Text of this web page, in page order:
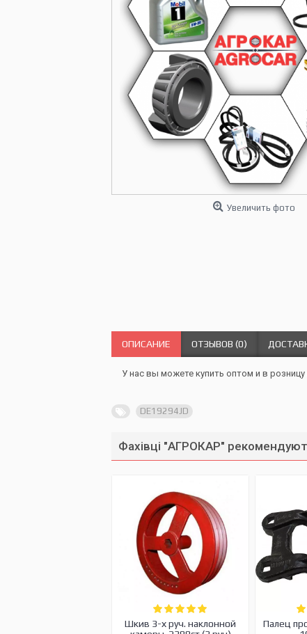
Увеличить фото
ОПИСАНИЕ ОТЗЫВОВ (0)
У нас вы можете купить оптом и в
DE19294JD
Фахівці "АГРОКАР"
Шкив 3-х руч. наклонной
Палец